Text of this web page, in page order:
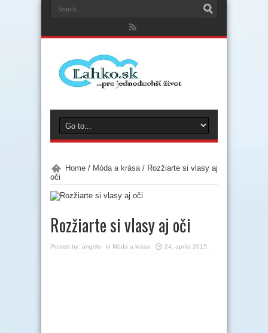
Home / Móda a krása / Rozžiarte si vlasy aj
oči
Rozžiarte si vlasy aj oči
Posted by: angelo in Móda a krása 24. apríla 2015